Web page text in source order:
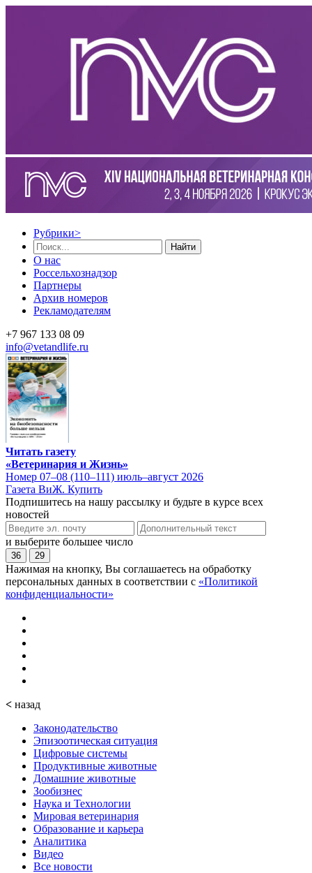
Рубрики>
Найти
О нас
Россельхознадзор
Партнеры
Архив номеров
Рекламодателям
+7 967 133 08 09
info@vetandlife.ru
Читать газету
«Ветеринария и Жизнь»
Номер 07–08 (110–111) июль–август 2026
Газета ВиЖ. Купить
Подпишитесь на нашу рассылку и будьте в курсе всех
новостей
и выберите большее число
36 29
Нажимая на кнопку, Вы соглашаетесь на обработку
персональных данных в соответствии с «Политикой
конфиденциальности»
< назад
Законодательство
Эпизоотическая ситуация
Цифровые системы
Продуктивные животные
Домашние животные
Зообизнес
Наука и Технологии
Мировая ветеринария
Образование и карьера
Аналитика
Видео
Все новости